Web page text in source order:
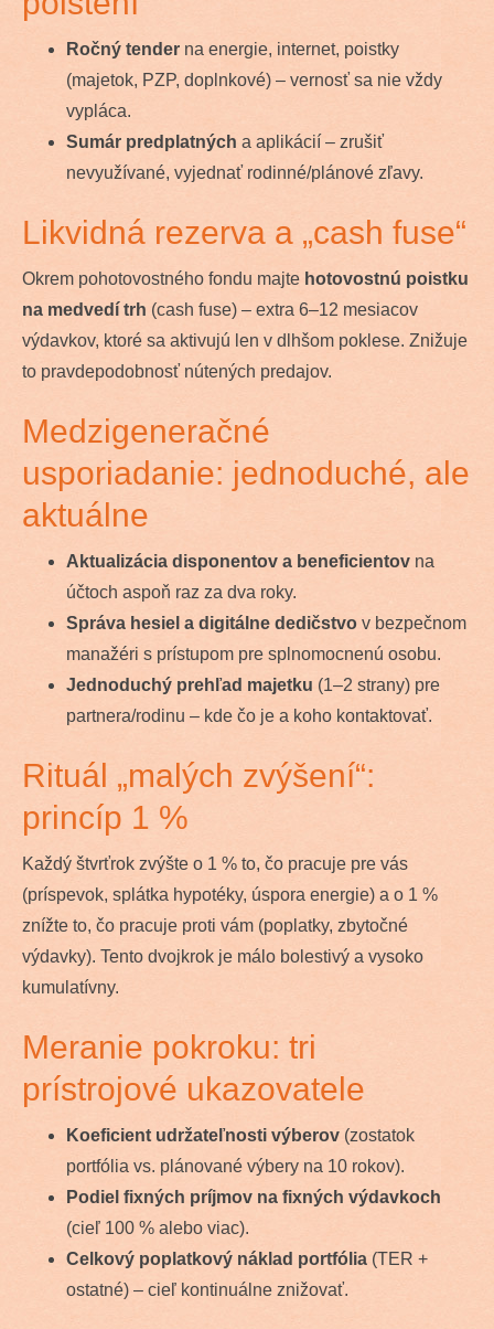
Ročný tender na energie, internet, poistky
(majetok, PZP, doplnkové) – vernosť sa nie vždy
vypláca.
Sumár predplatných a aplikácií – zrušiť
nevyužívané, vyjednať rodinné/plánové zľavy.
Likvidná rezerva a „cash fuse“
Okrem pohotovostného fondu majte hotovostnú poistku
na medvedí trh (cash fuse) – extra 6–12 mesiacov
výdavkov, ktoré sa aktivujú len v dlhšom poklese. Znižuje
to pravdepodobnosť nútených predajov.
Medzigeneračné
usporiadanie: jednoduché, ale
aktuálne
Aktualizácia disponentov a beneficientov na
účtoch aspoň raz za dva roky.
Správa hesiel a digitálne dedičstvo v bezpečnom
manažéri s prístupom pre splnomocnenú osobu.
Jednoduchý prehľad majetku (1–2 strany) pre
partnera/rodinu – kde čo je a koho kontaktovať.
Rituál „malých zvýšení“:
princíp 1 %
Každý štvrťrok zvýšte o 1 % to, čo pracuje pre vás
(príspevok, splátka hypotéky, úspora energie) a o 1 %
znížte to, čo pracuje proti vám (poplatky, zbytočné
výdavky). Tento dvojkrok je málo bolestivý a vysoko
kumulatívny.
Meranie pokroku: tri
prístrojové ukazovatele
Koeficient udržateľnosti výberov (zostatok
portfólia vs. plánované výbery na 10 rokov).
Podiel fixných príjmov na fixných výdavkoch
(cieľ 100 % alebo viac).
Celkový poplatkový náklad portfólia (TER +
ostatné) – cieľ kontinuálne znižovať.